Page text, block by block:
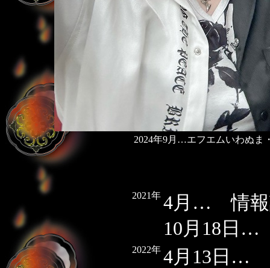
2024年9月…エフエムいわぬま
2021年 4月… 情報
10月18日…
2022年 4月13日…